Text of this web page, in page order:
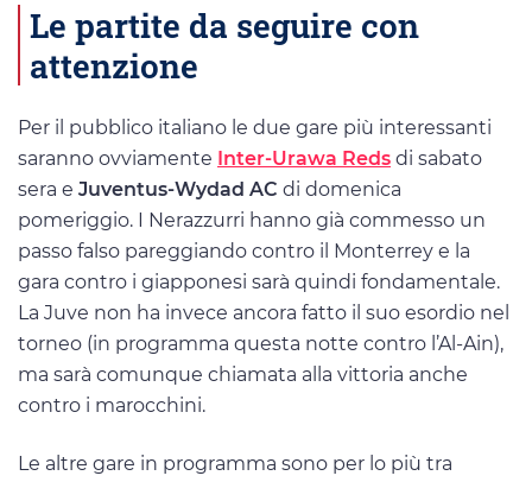
Le partite da seguire con
attenzione
Per il pubblico italiano le due gare più interessanti
saranno ovviamente Inter-Urawa Reds di sabato
sera e Juventus-Wydad AC di domenica
pomeriggio. I Nerazzurri hanno già commesso un
passo falso pareggiando contro il Monterrey e la
gara contro i giapponesi sarà quindi fondamentale.
La Juve non ha invece ancora fatto il suo esordio nel
torneo (in programma questa notte contro l’Al-Ain),
ma sarà comunque chiamata alla vittoria anche
contro i marocchini.
Le altre gare in programma sono per lo più tra